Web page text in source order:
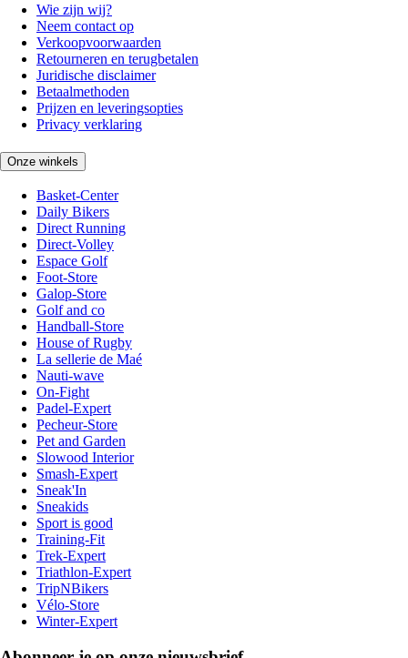
Wie zijn wij?
Neem contact op
Verkoopvoorwaarden
Retourneren en terugbetalen
Juridische disclaimer
Betaalmethoden
Prijzen en leveringsopties
Privacy verklaring
Onze winkels
Basket-Center
Daily Bikers
Direct Running
Direct-Volley
Espace Golf
Foot-Store
Galop-Store
Golf and co
Handball-Store
House of Rugby
La sellerie de Maé
Nauti-wave
On-Fight
Padel-Expert
Pecheur-Store
Pet and Garden
Slowood Interior
Smash-Expert
Sneak'In
Sneakids
Sport is good
Training-Fit
Trek-Expert
Triathlon-Expert
TripNBikers
Vélo-Store
Winter-Expert